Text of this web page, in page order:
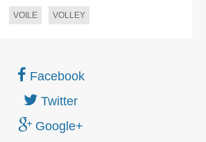
VOILE VOLLEY
Facebook
Twitter
Google+